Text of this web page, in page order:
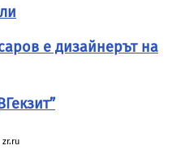
е дизайнерът на
zr.ru